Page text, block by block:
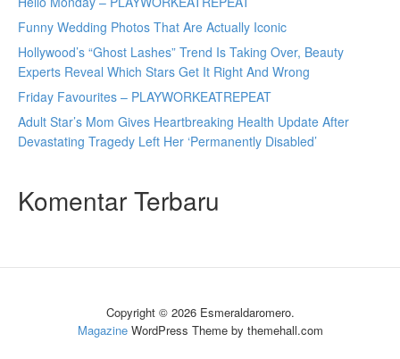
Funny Wedding Photos That Are Actually Iconic
Hollywood’s “Ghost Lashes” Trend Is Taking Over, Beauty
Experts Reveal Which Stars Get It Right And Wrong
Friday Favourites – PLAYWORKEATREPEAT
Adult Star’s Mom Gives Heartbreaking Health Update After
Devastating Tragedy Left Her ‘Permanently Disabled’
Komentar Terbaru
Copyright © 2026 Esmeraldaromero.
MagazineWordPress Theme by themehall.com